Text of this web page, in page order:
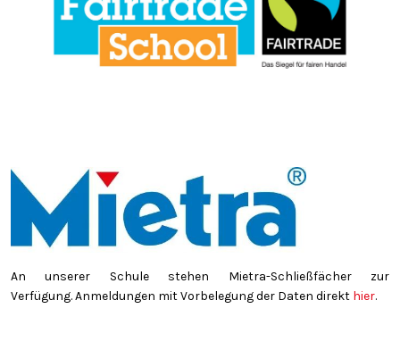
An unserer Schule stehen Mietra-Schließfächer zur
Verfügung. Anmeldungen mit Vorbelegung der Daten direkt hier.